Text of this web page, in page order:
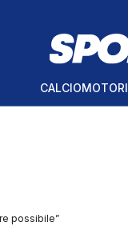
CALCIOMOTORI
possibile”